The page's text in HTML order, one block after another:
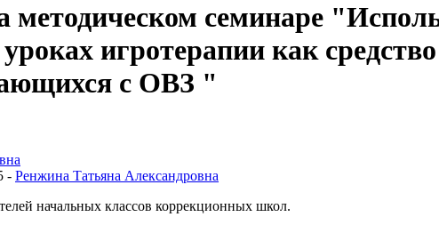
методическом семинаре
игротерапии как
с ОВЗ "
- Ренжина Татьяна Александровна
начальных классов коррекционных школ.